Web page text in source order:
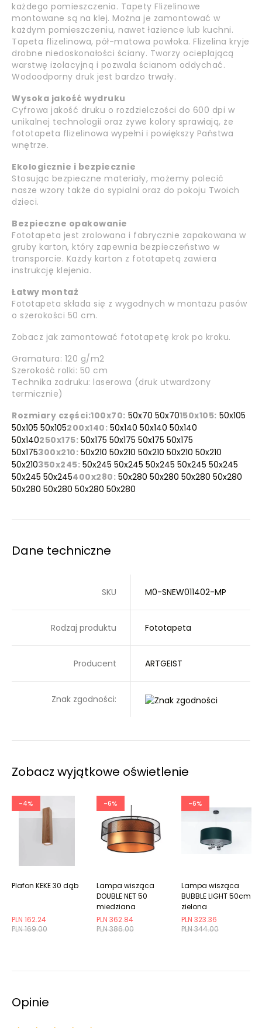
każdego pomieszczenia. Tapety Flizelinowe
montowane są na klej. Można je zamontować w
każdym pomieszczeniu, nawet łazience lub kuchni.
Tapeta flizelinowa, pół-matowa powłoka. Flizelina kryje
drobne niedoskonałości ściany. Tworzy ocieplającą
warstwę izolacyjną i pozwala ścianom oddychać.
Wodoodporny druk jest bardzo trwały.
Wysoka jakość wydruku
Cyfrowa jakość druku o rozdzielczości do 600 dpi w
unikalnej technologii oraz żywe kolory sprawiają, że
fototapeta flizelinowa wypełni i powiększy Państwa
wnętrze.
Ekologicznie i bezpiecznie
Stosując bezpieczne materiały, możemy polecić
nasze wzory także do sypialni oraz do pokoju Twoich
dzieci.
Bezpieczne opakowanie
Fototapeta jest zrolowana i fabrycznie zapakowana w
gruby karton, który zapewnia bezpieczeństwo w
transporcie. Każdy karton z fototapetą zawiera
instrukcję klejenia.
Łatwy montaż
Fototapeta składa się z wygodnych w montażu pasów
o szerokości 50 cm.
Zobacz jak zamontować fototapetę krok po kroku.
Gramatura: 120 g/m2
Szerokość rolki: 50 cm
Technika zadruku: laserowa (druk utwardzony
termicznie)
Rozmiary części:100x70: 50x70 50x70150x105: 50x105
50x105 50x105200x140: 50x140 50x140 50x140
50x140250x175: 50x175 50x175 50x175 50x175
50x175300x210: 50x210 50x210 50x210 50x210 50x210
50x210350x245: 50x245 50x245 50x245 50x245 50x245
50x245 50x245400x280: 50x280 50x280 50x280 50x280
50x280 50x280 50x280 50x280
Dane techniczne
SKU M0-SNEW011402-MP
Rodzaj produktu Fototapeta
Producent ARTGEIST
Znak zgodności:
Zobacz wyjątkowe oświetlenie
-4%
PLN 169.00
PLN 162.24
Plafon KEKE 30 dąb
-6%
PLN 386.00
PLN 362.84
Lampa wisząca
DOUBLE NET 50
miedziana
-6%
PLN 344.00
PLN 323.36
Lampa wisząca
BUBBLE LIGHT 50cm
zielona
Opinie